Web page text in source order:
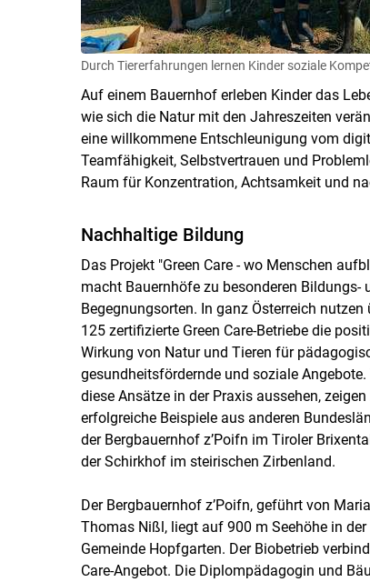
Durch Tiererfahrungen lernen Kinder soziale
Auf einem Bauernhof erleben Kinder das
wie sich die Natur mit den Jahreszeiten
eine willkommene Entschleunigung vom
Teamfähig­keit, Selbstvertrauen und
Raum für Konzen­tration, Achtsamkeit und
Nachhaltige Bildung
Das Projekt "Green Care - wo Menschen
macht Bauernhöfe zu besonderen Bildungs-
Begegnungsorten. In ganz Österreich nutzen
125 zertifizierte Green Care-Betriebe die
Wirkung von Natur und Tieren für
gesundheitsfördernde und soziale Angebote.
diese Ansätze in der Praxis aussehen, zeigen
erfolgreiche Beispiele aus anderen
der Bergbauernhof z’Poifn im Tiroler
der Schirkhof im steirischen Zirbenland.
Der Bergbauernhof z’Poifn, geführt von
Thomas Nißl, liegt auf 900 m Seehöhe in der
Gemeinde Hopfgarten. Der Biobetrieb
Care-Angebot. Die Diplompädagogin und